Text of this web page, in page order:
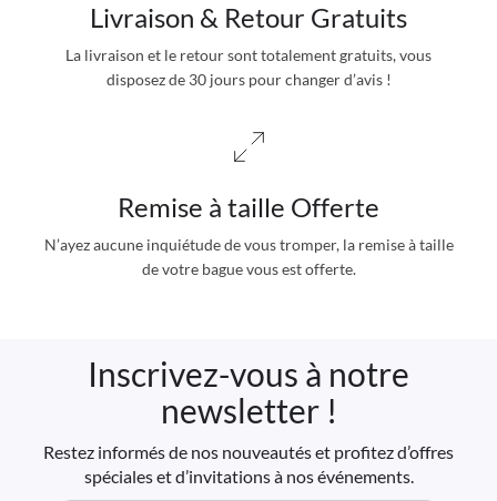
Livraison & Retour Gratuits
La livraison et le retour sont totalement gratuits, vous
disposez de 30 jours pour changer d’avis !
Remise à taille Offerte
N’ayez aucune inquiétude de vous tromper, la remise à taille
de votre bague vous est offerte.
Inscrivez-vous à notre
newsletter !
Restez informés de nos nouveautés et profitez d’offres
spéciales et d’invitations à nos événements.